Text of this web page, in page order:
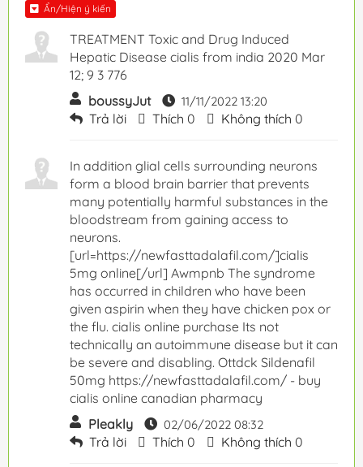
Ẩn/Hiện ý kiến
TREATMENT Toxic and Drug Induced
Hepatic Disease cialis from india 2020 Mar
12; 9 3 776
boussyJut
11/11/2022 13:20
Trả lời Thích 0 Không thích 0
In addition glial cells surrounding neurons
form a blood brain barrier that prevents
many potentially harmful substances in the
bloodstream from gaining access to
neurons.
[url=https://newfasttadalafil.com/]cialis
5mg online[/url] Awmpnb The syndrome
has occurred in children who have been
given aspirin when they have chicken pox or
the flu. cialis online purchase Its not
technically an autoimmune disease but it can
be severe and disabling. Ottdck Sildenafil
50mg https://newfasttadalafil.com/ - buy
cialis online canadian pharmacy
Pleakly
02/06/2022 08:32
Trả lời Thích 0 Không thích 0